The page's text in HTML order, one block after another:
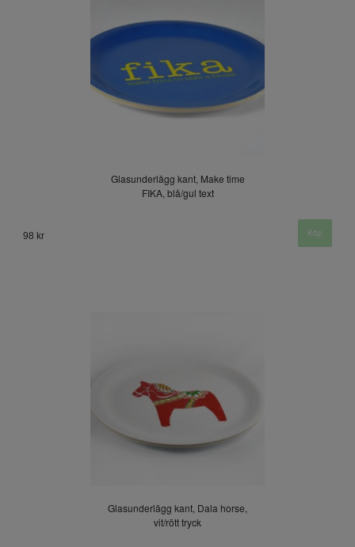
Glasunderlägg kant, Make time
FIKA, blå/gul text
98 kr
Glasunderlägg kant, Dala horse,
vit/rött tryck